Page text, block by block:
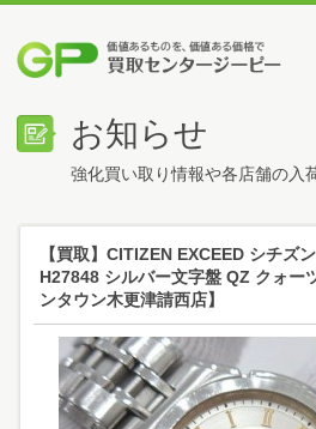
お知らせ
強化買い取り情報や各店舗の入
【買取】CITIZEN EXCEED シチズ
H27848 シルバー文字盤 QZ クォー
ンタウン木更津請西店】